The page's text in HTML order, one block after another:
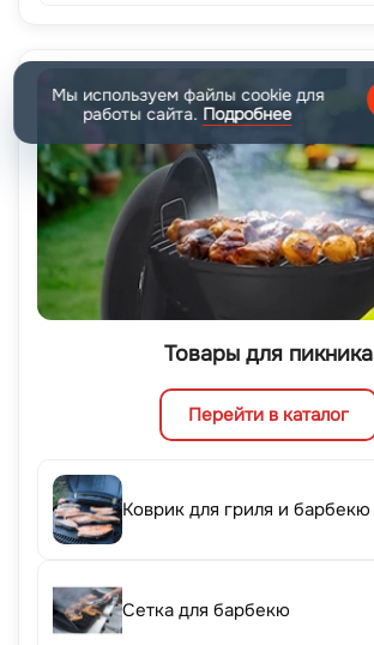
Товары для пикника
Перейти в каталог
Коврик для гриля и барбекю
Сетка для барбекю
Мы используем файлы cookie для
работы сайта. Подробнее